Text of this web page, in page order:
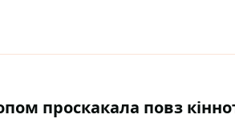
проскакала повз